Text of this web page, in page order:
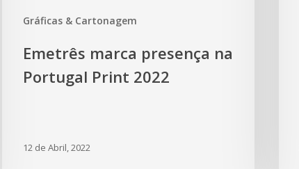
Gráficas & Cartonagem
Emetrês marca presença na
Portugal Print 2022
12 de Abril, 2022